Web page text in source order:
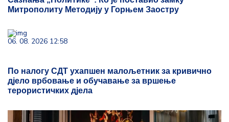
Митрополиту Методију у Горњем Заостру
06. 08. 2026 12:58
По налогу СДТ ухапшен малољетник за кривично
д‌јело врбовање и обучавање за вршење
терористичких д‌јела